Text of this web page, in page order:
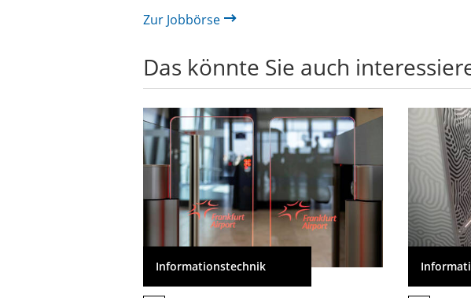
Zur Jobbörse
Das könnte Sie auch
Informationstechnik